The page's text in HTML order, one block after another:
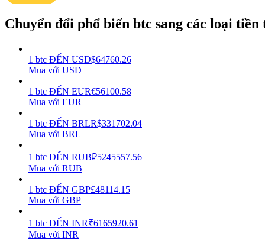
Chiến lược giao dịch
Học cách duy trì lợi nhuận
Chuyển đổi phổ biến btc sang các loại tiền
1 btc ĐẾN USD$64760.26
Mua với USD
1 btc ĐẾN EUR€56100.58
Mua với EUR
1 btc ĐẾN BRLR$331702.04
Mua với BRL
1 btc ĐẾN RUB₽5245557.56
Mua với RUB
1 btc ĐẾN GBP£48114.15
Mua với GBP
1 btc ĐẾN INR₹6165920.61
Mua với INR